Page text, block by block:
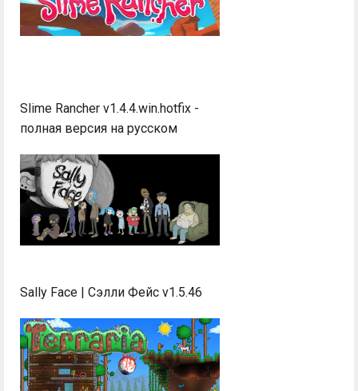
Slime Rancher v1.4.4.win.hotfix -
полная версия на русском
Sally Face | Сэлли Фейс v1.5.46